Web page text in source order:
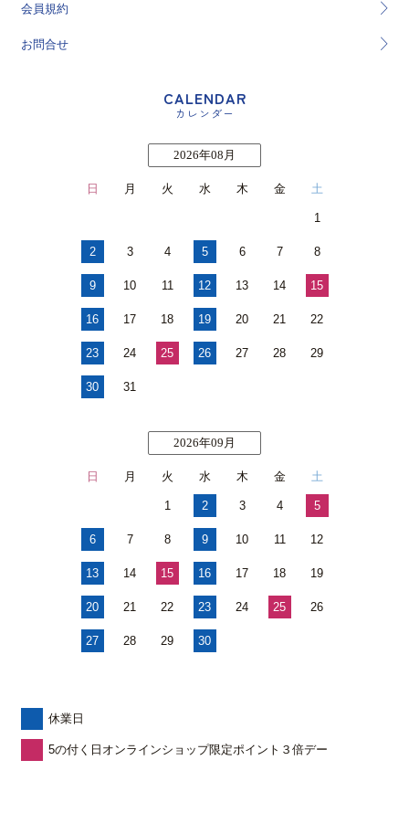
会員規約
お問合せ
CALENDAR
カレンダー
2026年08月
日 月 火 水 木 金 土
1
2 3 4 5 6 7 8
9 10 11 12 13 14 15
16 17 18 19 20 21 22
23 24 25 26 27 28 29
30 31
2026年09月
日 月 火 水 木 金 土
1 2 3 4 5
6 7 8 9 10 11 12
13 14 15 16 17 18 19
20 21 22 23 24 25 26
27 28 29 30
休業日
5の付く日オンラインショップ限定ポイント３倍デー